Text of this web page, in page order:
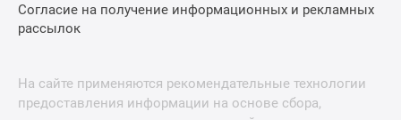
Согласие на получение информационных и рекламных
рассылок
На сайте применяются рекомендательные технологии
предоставления информации на основе сбора,